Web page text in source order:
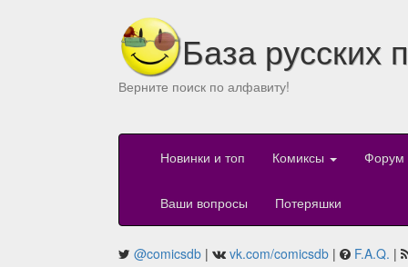
База русских
Верните поиск по алфавиту!
Новинки и топ Комиксы Форум
Ваши вопросы Потеряшки
@comicsdb | vk.com/comicsdb | F.A.Q. |